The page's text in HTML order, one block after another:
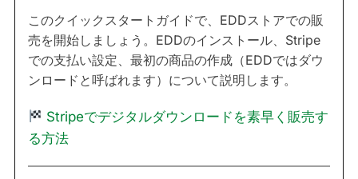
このクイックスタートガイドで、EDDストアでの販
売を開始しましょう。EDDのインストール、Stripe
での支払い設定、最初の商品の作成（EDDではダウ
ンロードと呼ばれます）について説明します。
Stripeでデジタルダウンロードを素早く販売す
る方法